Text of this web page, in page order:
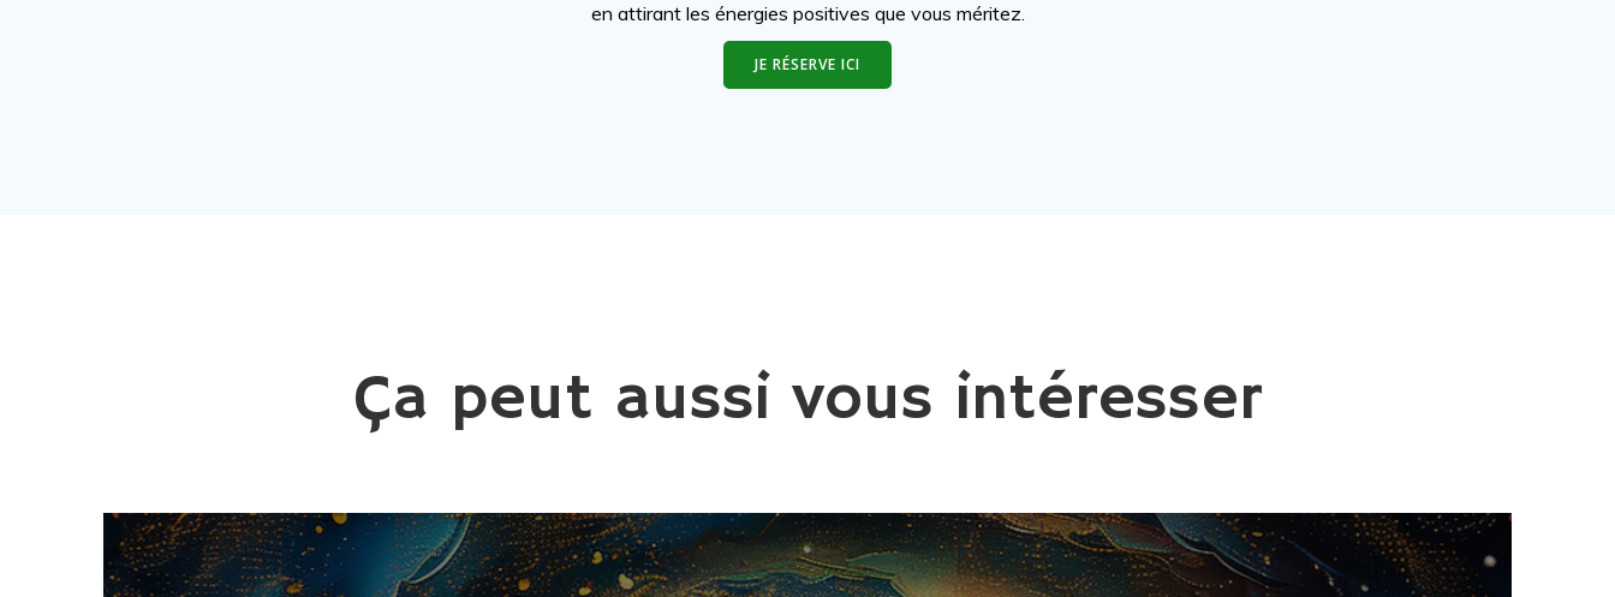
en attirant les énergies positives que vous méritez.
JE RÉSERVE ICI
Ça peut aussi vous intéresser